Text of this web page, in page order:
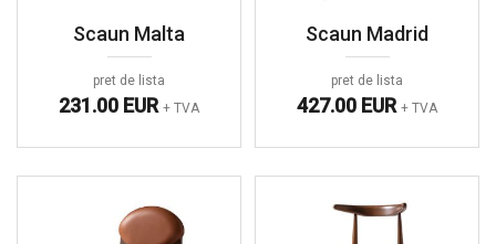
Scaun Malta
pret de lista
231.00 EUR + TVA
Scaun Madrid
pret de lista
427.00 EUR + TVA